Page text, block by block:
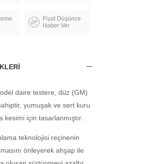
Fiyat Düşünce
Haber Ver
daire testere, düz (GM)
yumuşak ve sert kuru
kesimi için tasarlanmıştır.
teknolojisi reçinenin
önleyerek ahşap ile